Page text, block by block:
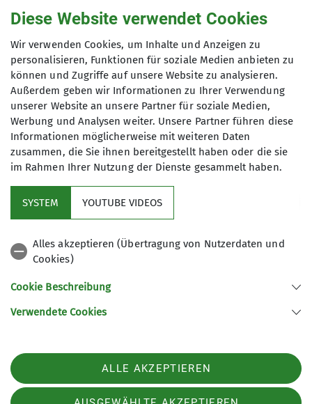
Ämter
Kletteranlage
Pasadenaallee
67059 Ludwigshafen am Rhein
Gruppe
Sonstige Veranstaltungen
Veranstaltungen des Vereins - hier
sind sie!
Aktuelles
Sektion Ludwigshafen am Rhein des Deutschen Alpenvereins e.V.
Bleichstr. 19
67061 Ludwigshafen
Telefon +49621513954
Diese Website verwendet Cookies
Wir verwenden Cookies, um Inhalte und Anzeigen zu
personalisieren, Funktionen für soziale Medien anbieten zu
können und Zugriffe auf unsere Website zu analysieren.
Außerdem geben wir Informationen zu Ihrer Verwendung
unserer Website an unsere Partner für soziale Medien,
Werbung und Analysen weiter. Unsere Partner führen diese
Informationen möglicherweise mit weiteren Daten
zusammen, die Sie ihnen bereitgestellt haben oder die sie
im Rahmen Ihrer Nutzung der Dienste gesammelt haben.
SYSTEM YOUTUBE VIDEOS
Alles akzeptieren (Übertragung von Nutzerdaten und
Cookies)
Cookie Beschreibung
Verwendete Cookies
ALLE AKZEPTIEREN